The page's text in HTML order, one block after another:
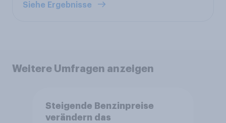
Siehe Ergebnisse
Weitere Umfragen anzeigen
Steigende Benzinpreise
verändern das